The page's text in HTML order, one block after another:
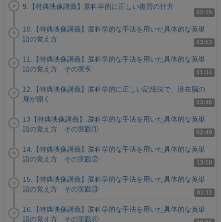
02:15
9.【特典映像講義】脳科学的に正しい復習の仕方
03:53
10.【特典映像講義】脳科学的な手法を用いた具体的な英単
語の覚え方
01:34
11.【特典映像講義】脳科学的な手法を用いた具体的な英単
語の覚え方 その実例
03:46
12.【特典映像講義】脳科学的に正しい記憶法で、潜在脳の
扉が開く
02:49
13【特典映像講義】.脳科学的な手法を用いた具体的な英単
語の覚え方 その実践①
13:10
14.【特典映像講義】脳科学的な手法を用いた具体的な英単
語の覚え方 その実践②
01:11
15.【特典映像講義】脳科学的な手法を用いた具体的な英単
語の覚え方 その実践③
16.【特典映像講義】脳科学的な手法を用いた具体的な英単
語の覚え方 その実践④